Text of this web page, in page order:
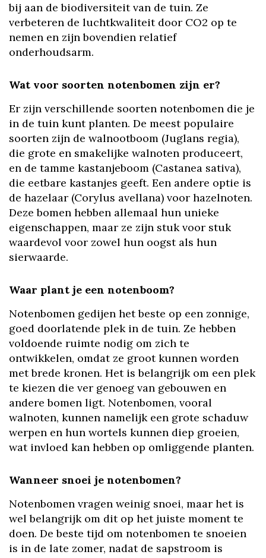
bij aan de biodiversiteit van de tuin. Ze
verbeteren de luchtkwaliteit door CO2 op te
nemen en zijn bovendien relatief
onderhoudsarm.
Wat voor soorten notenbomen zijn er?
Er zijn verschillende soorten notenbomen die je
in de tuin kunt planten. De meest populaire
soorten zijn de walnootboom (Juglans regia),
die grote en smakelijke walnoten produceert,
en de tamme kastanjeboom (Castanea sativa),
die eetbare kastanjes geeft. Een andere optie is
de hazelaar (Corylus avellana) voor hazelnoten.
Deze bomen hebben allemaal hun unieke
eigenschappen, maar ze zijn stuk voor stuk
waardevol voor zowel hun oogst als hun
sierwaarde.
Waar plant je een notenboom?
Notenbomen gedijen het beste op een zonnige,
goed doorlatende plek in de tuin. Ze hebben
voldoende ruimte nodig om zich te
ontwikkelen, omdat ze groot kunnen worden
met brede kronen. Het is belangrijk om een plek
te kiezen die ver genoeg van gebouwen en
andere bomen ligt. Notenbomen, vooral
walnoten, kunnen namelijk een grote schaduw
werpen en hun wortels kunnen diep groeien,
wat invloed kan hebben op omliggende planten.
Wanneer snoei je notenbomen?
Notenbomen vragen weinig snoei, maar het is
wel belangrijk om dit op het juiste moment te
doen. De beste tijd om notenbomen te snoeien
is in de late zomer, nadat de sapstroom is